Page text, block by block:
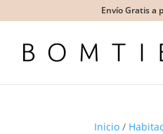
Envío Gratis a
Inicio /